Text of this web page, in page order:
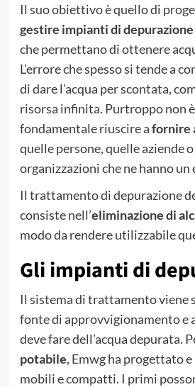
Il suo obiettivo è quello di
gestire impianti di depurazione
che permettano di ottenere
L’errore che spesso si tende a
di dare l’acqua per scontata,
risorsa infinita. Purtroppo non è
fondamentale riuscire afornire
quelle persone, quelle aziende
organizzazioni che ne hanno un
Il trattamento di depurazione
consiste nell’eliminazione di
modo da rendere utilizzabile
Gli impianti di
Il sistema di trattamento viene
fonte di approvvigionamento e
deve fare dell’acqua depurata.
potabile, Emwg ha progettato
mobili e compatti. I primi